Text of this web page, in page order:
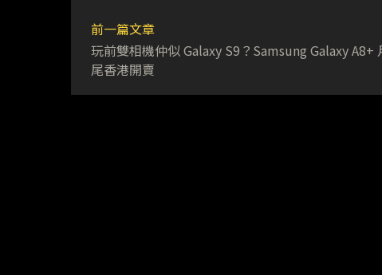
前一篇文章
玩前雙相機仲似 Galaxy S9？Samsung Galaxy A8+
尾香港開賣